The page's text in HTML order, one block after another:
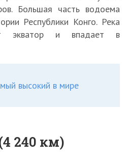
Большая часть водоема
Республики Конго. Река
экватор и впадает в
высокий в мире
240 км)